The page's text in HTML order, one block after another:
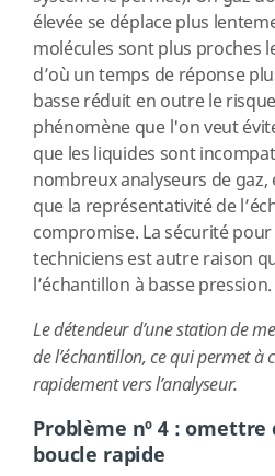
élevée se déplace plus
molécules sont plus proches
d’où un temps de réponse
basse réduit en outre le
phénomène que l'on veut
que les liquides sont
nombreux analyseurs de
que la représentativité de
compromise. La sécurité
techniciens est autre raison
l’échantillon à basse pression.
Le détendeur d’une station de
de l’échantillon, ce qui permet à
rapidement vers l’analyseur.
Problème nº 4 :
boucle rapide